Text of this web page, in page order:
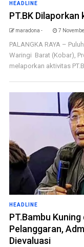
HEADLINE
PT.BK Dilaporkan
maradona - 7
PALANGKA RAYA –
Waringi Barat (Kobar),
melaporkan aktivitas
HEADLINE
PT.Bambu
Pelanggaran,
Dievaluasi